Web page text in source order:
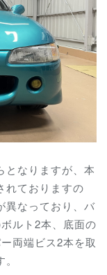
となりますが、本
れておりますの
異なっており、バ
ルト2本、底面の
両端ビス2本を取